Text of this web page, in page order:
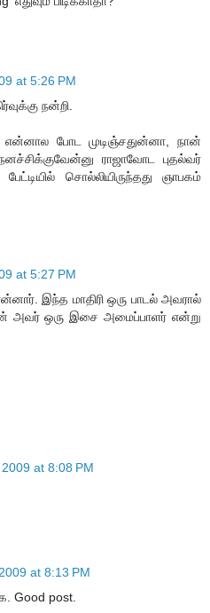
at 5:26 PM
நன்றி.
என்னால போட முடிஞ்சதுன்னா, நான்
ராஜாவோட புதல்வர்
சொல்லியிருந்தது ஞாபகம்
at 5:27 PM
இந்த மாதிரி ஒரு பாடல் அவரால்
அவர் ஒரு இசை அமைப்பாளர் என்று
at 8:08 PM
at 8:13 PM
Good post.